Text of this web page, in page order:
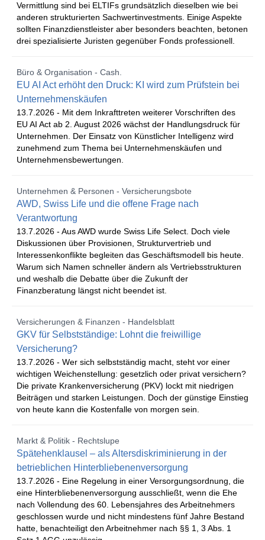
Vermittlung sind bei ELTIFs grundsätzlich dieselben wie bei
anderen strukturierten Sachwertinvestments. Einige Aspekte
sollten Finanzdienstleister aber besonders beachten, betonen
drei spezialisierte Juristen gegenüber Fonds professionell.
Büro & Organisation - Cash.
EU AI Act erhöht den Druck: KI wird zum Prüfstein bei
Unternehmenskäufen
13.7.2026 - Mit dem Inkrafttreten weiterer Vorschriften des
EU AI Act ab 2. August 2026 wächst der Handlungsdruck für
Unternehmen. Der Einsatz von Künstlicher Intelligenz wird
zunehmend zum Thema bei Unternehmenskäufen und
Unternehmensbewertungen.
Unternehmen & Personen - Versicherungsbote
AWD, Swiss Life und die offene Frage nach
Verantwortung
13.7.2026 - Aus AWD wurde Swiss Life Select. Doch viele
Diskussionen über Provisionen, Strukturvertrieb und
Interessenkonflikte begleiten das Geschäftsmodell bis heute.
Warum sich Namen schneller ändern als Vertriebsstrukturen
und weshalb die Debatte über die Zukunft der
Finanzberatung längst nicht beendet ist.
Versicherungen & Finanzen - Handelsblatt
GKV für Selbstständige: Lohnt die freiwillige
Versicherung?
13.7.2026 - Wer sich selbstständig macht, steht vor einer
wichtigen Weichenstellung: gesetzlich oder privat versichern?
Die private Krankenversicherung (PKV) lockt mit niedrigen
Beiträgen und starken Leistungen. Doch der günstige Einstieg
von heute kann die Kostenfalle von morgen sein.
Markt & Politik - Rechtslupe
Spätehenklausel – als Altersdiskriminierung in der
betrieblichen Hinterbliebenenversorgung
13.7.2026 - Eine Regelung in einer Versorgungsordnung, die
eine Hinterbliebenenversorgung ausschließt, wenn die Ehe
nach Vollendung des 60. Lebensjahres des Arbeitnehmers
geschlossen wurde und nicht mindestens fünf Jahre Bestand
hatte, benachteiligt den Arbeitnehmer nach §§ 1, 3 Abs. 1